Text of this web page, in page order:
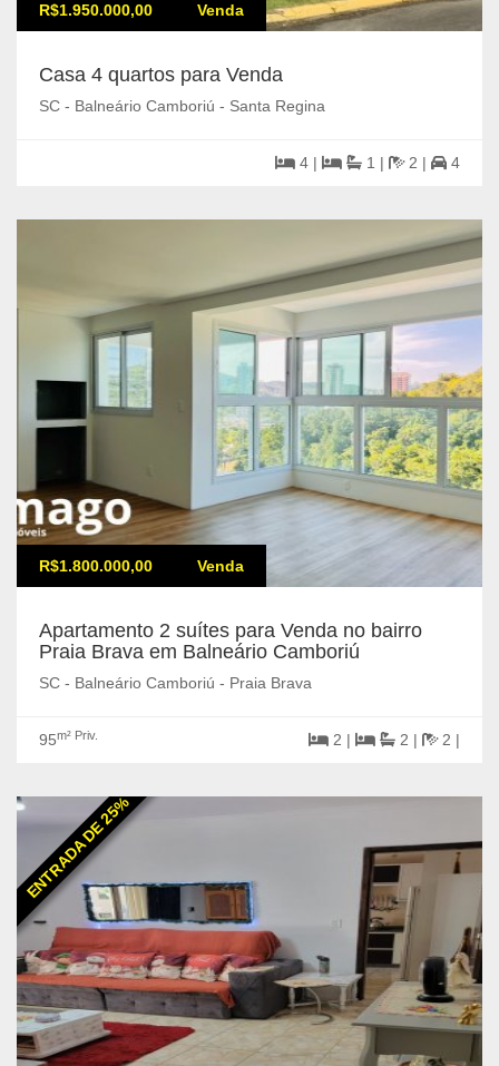
R$1.950.000,00 Venda
Casa 4 quartos para Venda
SC - Balneário Camboriú - Santa Regina
4 | 1 | 2 | 4
R$1.800.000,00 Venda
Apartamento 2 suítes para Venda no bairro
Praia Brava em Balneário Camboriú
SC - Balneário Camboriú - Praia Brava
95m² Priv. 2 | 2 | 2 |
ENTRADA DE 25%